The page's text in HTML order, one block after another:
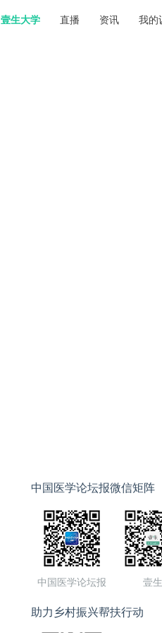
壹生大学 直播 资讯 我的
中国医学论坛报微信矩阵
中国医学论坛报 壹生
助力乡村振兴帮扶行动